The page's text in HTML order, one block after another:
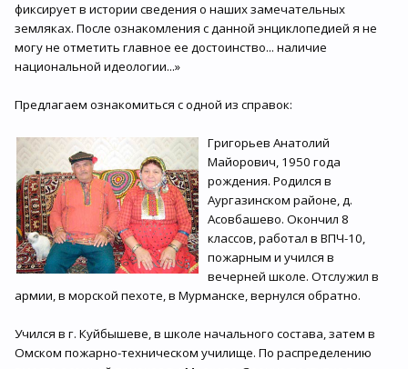
фиксирует в истории сведения о наших замечательных
земляках. После ознакомления с данной энциклопедией я не
могу не отметить главное ее достоинство... наличие
национальной идеологии...»
Предлагаем ознакомиться с одной из справок:
Григорьев Анатолий
Майорович, 1950 года
рождения. Родился в
Аургазинском районе, д.
Асовбашево. Окончил 8
классов, работал в ВПЧ-10,
пожарным и учился в
вечерней школе. Отслужил в
армии, в морской пехоте, в Мурманске, вернулся обратно.
Учился в г. Куйбышеве, в школе начального состава, затем в
Омском пожарно-техническом училище. По распределению